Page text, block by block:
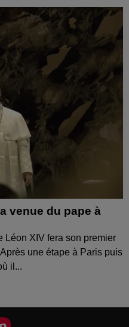
venue du pape à
Léon XIV fera son premier
une étape à Paris puis
il...